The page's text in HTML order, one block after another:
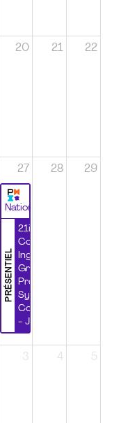
20 21 22
et
1
27
National
PRÉSENTIEL
21ième
Congrès
Ingénierie
Grands
Projets et
Systèmes
Complexes
- Jour 2
28 29
3 4 5